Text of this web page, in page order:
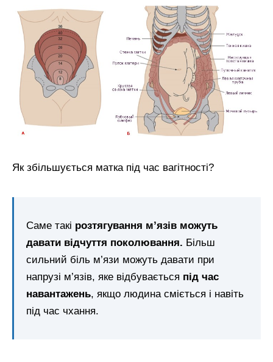
Як збільшується матка під час вагітності?
Саме такі розтягування м’язів можуть
давати відчуття поколювання. Більш
сильний біль м’язи можуть давати при
напрузі м’язів, яке відбувається під час
навантажень, якщо людина сміється і навіть
під час чхання.